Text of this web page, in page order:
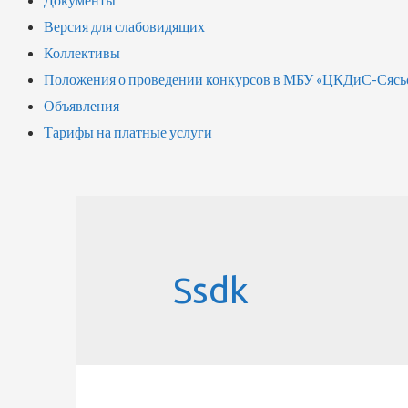
Версия для слабовидящих
Коллективы
Положения о проведении конкурсов в МБУ «ЦКДиС-
Объявления
Тарифы на платные услуги
Ssdk